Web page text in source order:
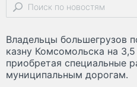
Владельцы большегрузов
казну Комсомольска на
приобретая специальные
муниципальным дорогам.